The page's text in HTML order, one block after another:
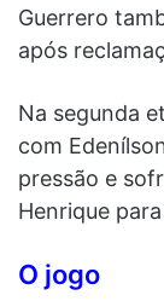
Guerrero
após
Na segunda
com
pressão e
Henrique
O jogo